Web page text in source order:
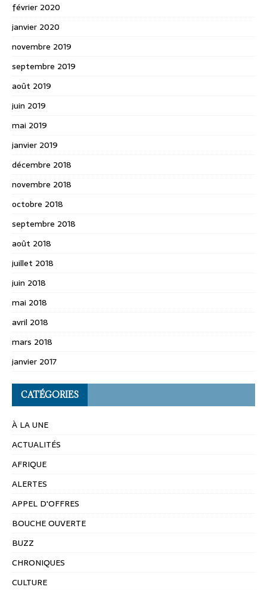
février 2020
janvier 2020
novembre 2019
septembre 2019
août 2019
juin 2019
mai 2019
janvier 2019
décembre 2018
novembre 2018
octobre 2018
septembre 2018
août 2018
juillet 2018
juin 2018
mai 2018
avril 2018
mars 2018
janvier 2017
CATÉGORIES
À LA UNE
ACTUALITÉS
AFRIQUE
ALERTES
APPEL D'OFFRES
BOUCHE OUVERTE
BUZZ
CHRONIQUES
CULTURE